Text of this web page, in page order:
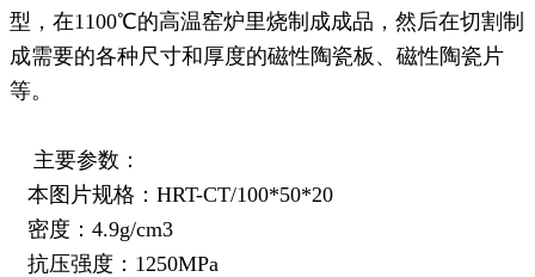
型，在1100℃的高温窑炉里烧制成成品，然后在切割制
成需要的各种尺寸和厚度的磁性陶瓷板、磁性陶瓷片
等。
主要参数：
本图片规格：HRT-CT/100*50*20
密度：4.9g/cm3
抗压强度：1250MPa